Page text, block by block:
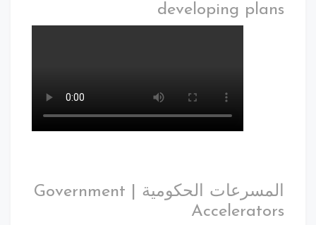
developing plans
المسرعات الحكومية | Government
Accelerators